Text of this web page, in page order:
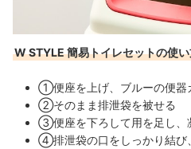
W STYLE 簡易トイレセットの使
①便座を上げ、ブルーの便器
②そのまま排泄袋を被せる
③便座を下ろして用を足し、
④排泄袋の口をしっかり結び